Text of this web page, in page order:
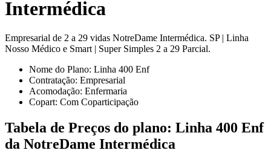
Intermédica
Empresarial de 2 a 29 vidas NotreDame Intermédica. SP | Linha
Nosso Médico e Smart | Super Simples 2 a 29 Parcial.
Nome do Plano: Linha 400 Enf
Contratação: Empresarial
Acomodação: Enfermaria
Copart: Com Coparticipação
Tabela de Preços do plano: Linha 400 Enf
da NotreDame Intermédica